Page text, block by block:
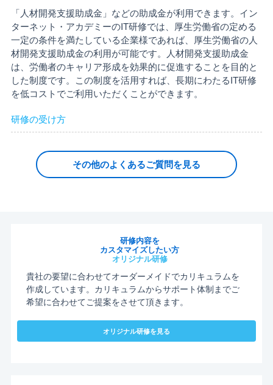
「人材開発支援助成金」などの助成金が利用できます。イン
ターネット・アカデミーのIT研修では、厚生労働省の定める
一定の条件を満たしている企業様であれば、厚生労働省の人
材開発支援助成金の利用が可能です。人材開発支援助成金
は、労働者のキャリア形成を効果的に促進することを目的と
した制度です。この制度を活用すれば、長期にわたるIT研修
を低コストでご利用いただくことができます。
研修の受け方
その他のよくあるご質問を見る
研修内容を
カスタマイズしたい方
オリジナル研修
貴社の要望に合わせてオーダーメイドでカリキュラムを
作成しています。カリキュラムからサポート体制までご
希望に合わせてご提案をさせて頂きます。
オリジナル研修を見る